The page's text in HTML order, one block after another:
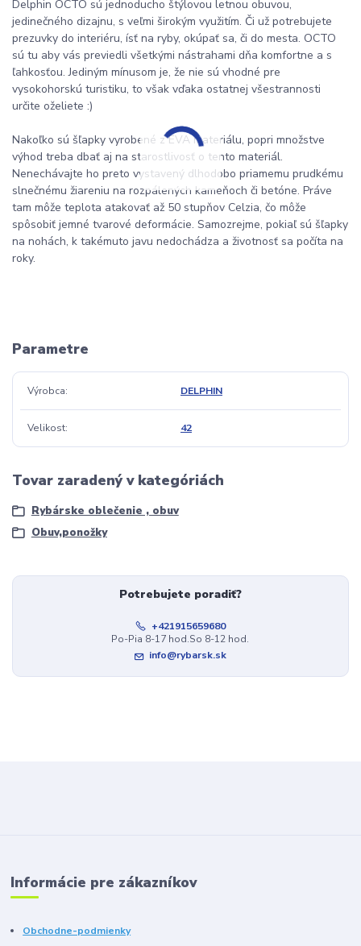
Delphin OCTO sú jednoducho štýlovou letnou obuvou,
jedinečného dizajnu, s veľmi širokým využitím. Či už potrebujete
prezuvky do interiéru, ísť na ryby, okúpať sa, či do mesta. OCTO
sú tu aby vás previedli všetkými nástrahami dňa komfortne a s
ľahkosťou. Jediným mínusom je, že nie sú vhodné pre
vysokohorskú turistiku, to však vďaka ostatnej všestrannosti
určite oželiete :)
Nakoľko sú šľapky vyrobené z EVA materiálu, popri množstve
výhod treba dbať aj na starostlivosť o tento materiál.
Nenechávajte ho preto vystavený dlhodobo priamemu prudkému
slnečnému žiareniu na rozpálených kameňoch či betóne. Práve
tam môže teplota atakovať až 50 stupňov Celzia, čo môže
spôsobiť jemné tvarové deformácie. Samozrejme, pokiaľ sú šľapky
na nohách, k takémuto javu nedochádza a životnosť sa počíta na
roky.
Parametre
Výrobca DELPHIN
Velikost 42
Tovar zaradený v kategóriách
Rybárske oblečenie , obuv
Obuv,ponožky
Potrebujete poradiť?
+421915659680
Po-Pia 8-17 hod.So 8-12 hod.
info@rybarsk.sk
Informácie pre zákazníkov
Obchodne-podmienky